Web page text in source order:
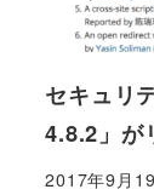
セキュリ
4.8.2」が
2017年9月